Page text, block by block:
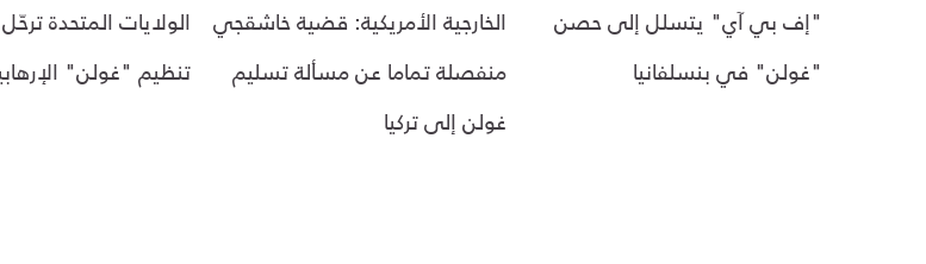
"إف بي آي" يتسلل إلى حصن
"غولن" في بنسلفانيا
الخارجية الأمريكية: قضية خاشقجي
منفصلة تماما عن مسألة تسليم
غولن إلى تركيا
الولايات المتحدة
تنظيم "غولن"